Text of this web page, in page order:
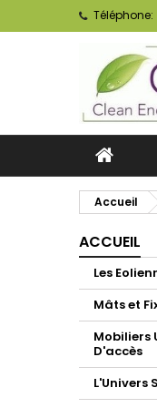
Téléphone:
Accueil
ACCUEIL
Les
Mâts et
Mobiliers
D'accès
L'Univers